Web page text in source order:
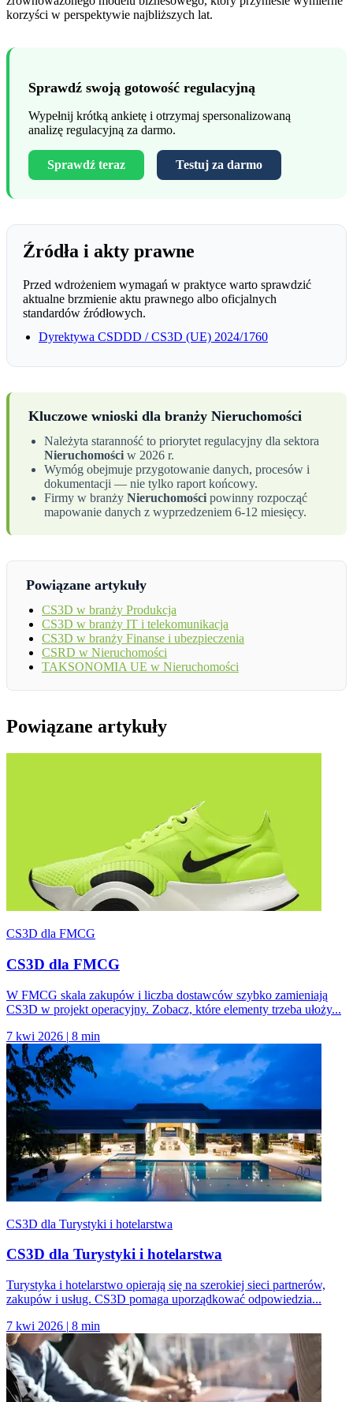
korzyści w perspektywie najbliższych lat.
Sprawdź swoją gotowość regulacyjną
Wypełnij krótką ankietę i otrzymaj spersonalizowaną
analizę regulacyjną za darmo.
Sprawdź teraz Testuj za darmo
Źródła i akty prawne
Przed wdrożeniem wymagań w praktyce warto sprawdzić
aktualne brzmienie aktu prawnego albo oficjalnych
standardów źródłowych.
Dyrektywa CSDDD / CS3D (UE) 2024/1760
Kluczowe wnioski dla branży Nieruchomości
Należyta staranność to priorytet regulacyjny dla sektora
Nieruchomości w 2026 r.
Wymóg obejmuje przygotowanie danych, procesów i
dokumentacji — nie tylko raport końcowy.
Firmy w branży Nieruchomości powinny rozpocząć
mapowanie danych z wyprzedzeniem 6-12 miesięcy.
Powiązane artykuły
CS3D w branży Produkcja
CS3D w branży IT i telekomunikacja
CS3D w branży Finanse i ubezpieczenia
CSRD w Nieruchomości
TAKSONOMIA UE w Nieruchomości
Powiązane artykuły
CS3D dla FMCG
CS3D dla FMCG
W FMCG skala zakupów i liczba dostawców szybko zamieniają
CS3D w projekt operacyjny. Zobacz, które elementy trzeba ułoży...
7 kwi 2026 | 8 min
CS3D dla Turystyki i hotelarstwa
CS3D dla Turystyki i hotelarstwa
Turystyka i hotelarstwo opierają się na szerokiej sieci partnerów,
zakupów i usług. CS3D pomaga uporządkować odpowiedzia...
7 kwi 2026 | 8 min